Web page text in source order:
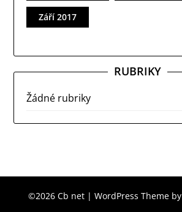
Září 2017
RUBRIKY
Žádné rubriky
©2026 Cb net | WordPress Theme by